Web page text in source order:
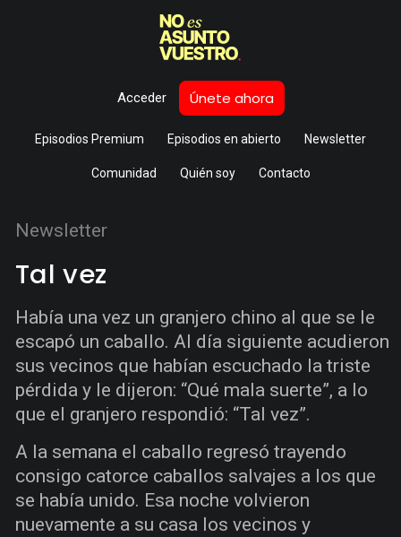
Acceder Únete ahora
Episodios Premium Episodios en abierto Newsletter
Comunidad Quién soy Contacto
Newsletter
Tal vez
Había una vez un granjero chino al que se le
escapó un caballo. Al día siguiente acudieron
sus vecinos que habían escuchado la triste
pérdida y le dijeron: “Qué mala suerte”, a lo
que el granjero respondió: “Tal vez”.
A la semana el caballo regresó trayendo
consigo catorce caballos salvajes a los que
se había unido. Esa noche volvieron
nuevamente a su casa los vecinos y